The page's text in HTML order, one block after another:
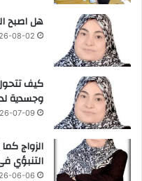
هل اصبح
08-02
كيف
وجسدية
07-09
الزواج
التنبؤي
06-06